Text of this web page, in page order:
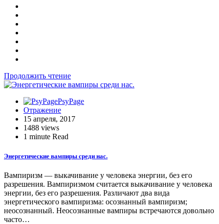
Продолжить чтение
PsyPage
Отражение
15 апреля, 2017
1488 views
1 minute Read
Энергетические вампиры среди нас.
Вампиризм — выкачивание у человека энергии, без его
разрешения. Вампиризмом считается выкачивание у человека
энергии, без его разрешения. Различают два вида
энергетического вампиризма: осознанный вампиризм;
неосознанный. Неосознанные вампиры встречаются довольно
часто…